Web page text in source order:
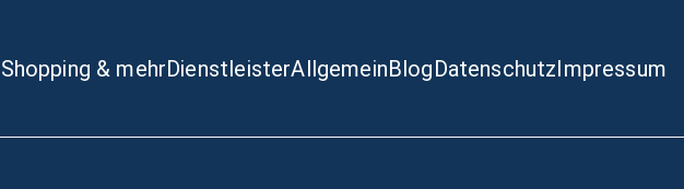
Shopping & mehrDienstleisterAllgemeinBlogDatenschutzImpressum